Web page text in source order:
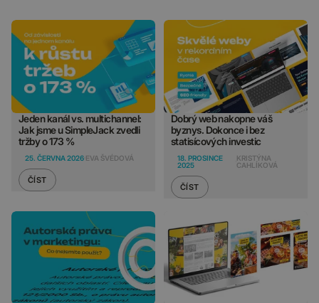
Jeden kanál vs. multichannel:
Jak jsme u SimpleJack zvedli
tržby o 173 %
25. ČERVNA 2026 EVA ŠVÉDOVÁ
ČÍST
Dobrý web nakopne váš
byznys. Dokonce i bez
statisícových investic
18. PROSINCE
2025
KRISTÝNA
CAHLÍKOVÁ
ČÍST